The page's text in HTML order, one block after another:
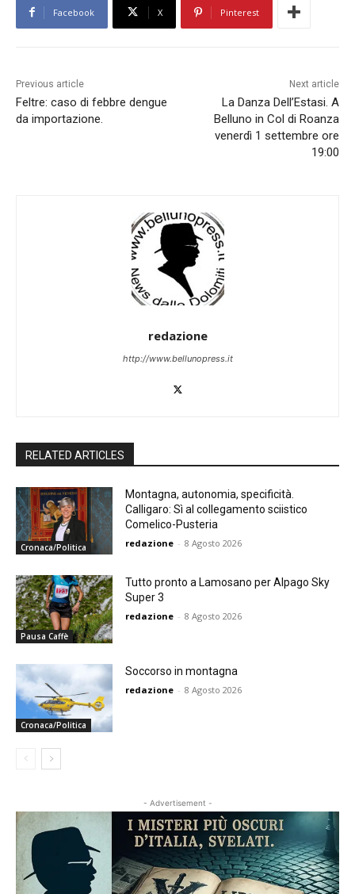
Facebook X Pinterest
Previous article
Feltre: caso di febbre dengue
da importazione.
Next article
La Danza Dell’Estasi. A
Belluno in Col di Roanza
venerdì 1 settembre ore
19:00
redazione
http://www.bellunopress.it
RELATED ARTICLES
Cronaca/Politica
Montagna, autonomia, specificità.
Calligaro: Sì al collegamento sciistico
Comelico-Pusteria
redazione - 8 Agosto 2026
Pausa Caffè
Tutto pronto a Lamosano per Alpago Sky
Super 3
redazione - 8 Agosto 2026
Cronaca/Politica
Soccorso in montagna
redazione - 8 Agosto 2026
- Advertisement -